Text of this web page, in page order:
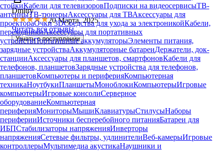
стойкиКабели для телевизоровПодписки на видеосервисыТВ-
антенныТВ-тюнерыАксессуары для ТВАксессуары для
проектораОчки 3DСредства для ухода за электроникойКабели,
переходникиАксессуары для портативных
устройствПортативные аккумуляторыЭлементы питания,
зарядные устройстваАккумуляторные батареиДержатели, док-
станцииАксессуары для планшетов, смартфоновКабели для
телефонов, планшетовЗарядные устройства для телефонов,
планшетовКомпьютеры и периферияКомпьютерная
техникаНоутбукиПланшетыМоноблокиКомпьютерыИгровые
компьютерыИгровые консолиСерверное
оборудованиеКомпьютерная
периферияМониторыМышиКлавиатурыСтилусыНаборы
периферииИсточники бесперебойного питанияБатареи для
ИБПСтабилизаторы напряженияИнверторы
напряженияСетевые фильтры, удлинителиВеб-камерыИгровые
контроллерыМультимедиа акустикаНаушники и
Dmitry
20 Марта, 2025
Читать все отзывы
Узнать о поступлении